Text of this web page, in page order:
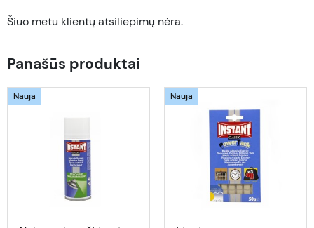
Šiuo metu klientų atsiliepimų nėra.
Panašūs produktai
Nauja Nauja